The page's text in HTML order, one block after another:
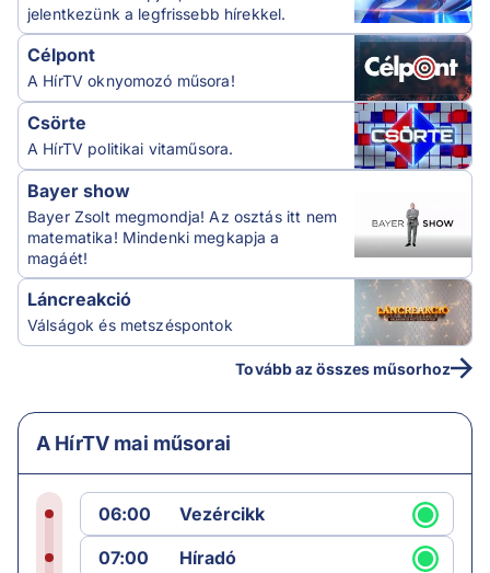
jelentkezünk a legfrissebb hírekkel.
Célpont
A HírTV oknyomozó műsora!
Csörte
A HírTV politikai vitaműsora.
Bayer show
Bayer Zsolt megmondja! Az osztás itt nem
matematika! Mindenki megkapja a
magáét!
Láncreakció
Válságok és metszéspontok
Tovább az összes műsorhoz
A HírTV mai műsorai
06:00
Vezércikk
07:00
Híradó